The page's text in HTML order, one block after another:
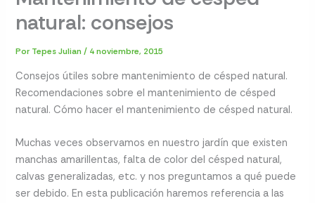
natural: consejos
Por Tepes Julian/ 4 noviembre, 2015
Consejos útiles sobre mantenimiento de césped natural.
Recomendaciones sobre el mantenimiento de césped
natural. Cómo hacer el mantenimiento de césped natural.
Muchas veces observamos en nuestro jardín que existen
manchas amarillentas, falta de color del césped natural,
calvas generalizadas, etc. y nos preguntamos a qué puede
ser debido. En esta publicación haremos referencia a las